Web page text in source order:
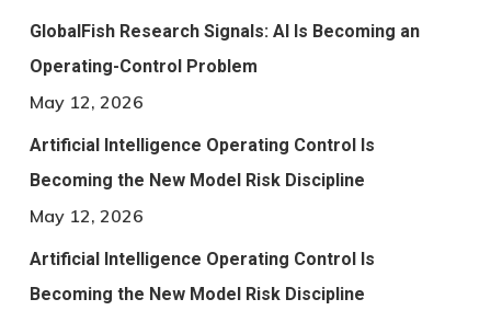
GlobalFish Research Signals: AI Is Becoming an
Operating-Control Problem
May 12, 2026
Artificial Intelligence Operating Control Is
Becoming the New Model Risk Discipline
May 12, 2026
Artificial Intelligence Operating Control Is
Becoming the New Model Risk Discipline